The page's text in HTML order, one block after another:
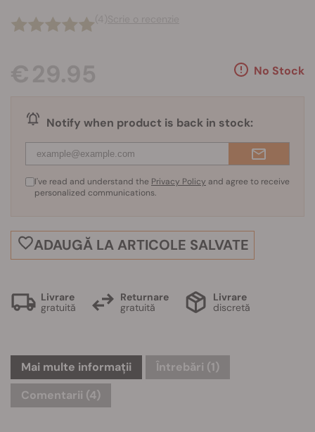
No Stock
Notify when product is back in stock:
I've read and understand the Privacy Policy and agree to receive
personalized communications.
ADAUGĂ LA ARTICOLE SALVATE
Livrare
gratuită
Returnare
gratuită
Livrare
discretă
Mai multe informații Întrebări (1)
Comentarii (4)